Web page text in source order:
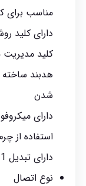
مناسب برای
دارای کلید
کلید مدیریت
شدن
دارای
استفاده از
دارای تبدیل 1 به 2 برای استفاده در PC و لپ تاپ
نوع اتصال